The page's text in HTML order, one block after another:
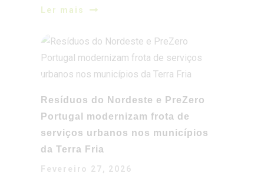
Ler mais
Resíduos do Nordeste e PreZero
Portugal modernizam frota de
serviços urbanos nos municípios
da Terra Fria
Fevereiro 27, 2026